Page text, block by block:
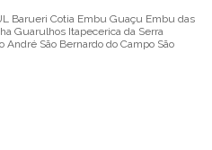
Barueri Cotia Embu Guaçu Embu das
Guarulhos Itapecerica da Serra
André São Bernardo do Campo São